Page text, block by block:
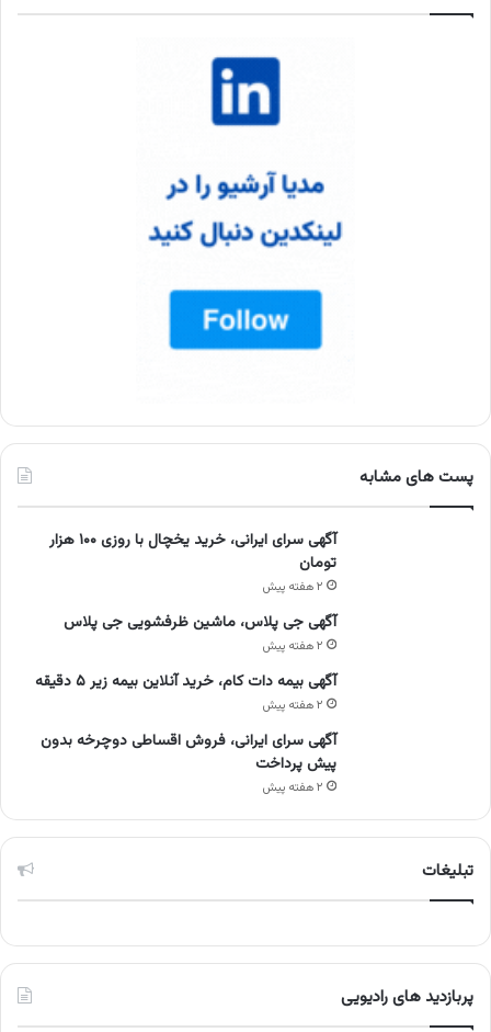
پست های مشابه
آگهی سرای ایرانی، خرید یخچال با روزی ۱۰۰ هزار
تومان
۲ هفته پیش
آگهی جی پلاس، ماشین ظرفشویی جی پلاس
۲ هفته پیش
آگهی بیمه دات کام، خرید آنلاین بیمه زیر ۵ دقیقه
۲ هفته پیش
آگهی سرای ایرانی، فروش اقساطی دوچرخه بدون
پیش پرداخت
۲ هفته پیش
تبلیغات
پربازدید های رادیویی